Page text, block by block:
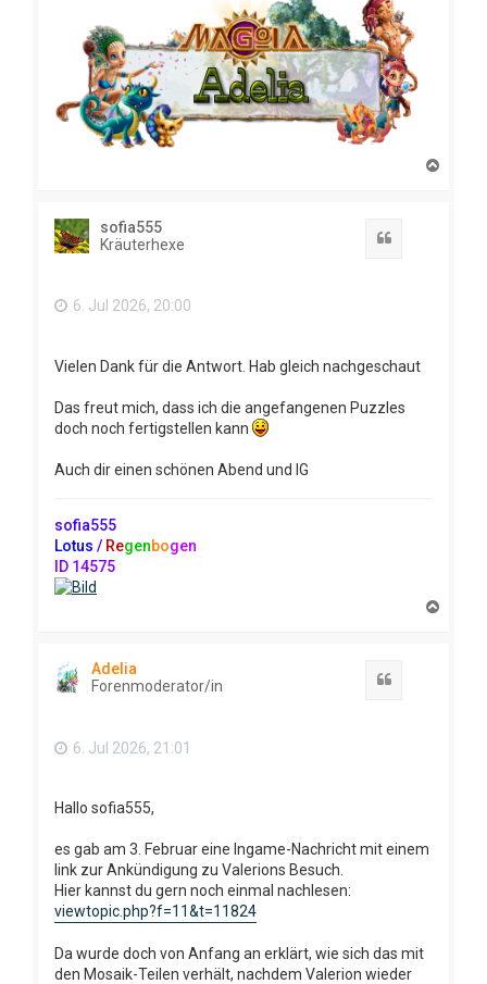
sofia555
Kräuterhexe
6. Jul 2026, 20:00
Vielen Dank für die Antwort. Hab gleich nachgeschaut
Das freut mich, dass ich die angefangenen Puzzles
doch noch fertigstellen kann
Auch dir einen schönen Abend und lG
sofia555
Lotus / Regenbogen
ID 14575
Adelia
Forenmoderator/in
6. Jul 2026, 21:01
Hallo sofia555,
es gab am 3. Februar eine Ingame-Nachricht mit einem
link zur Ankündigung zu Valerions Besuch.
Hier kannst du gern noch einmal nachlesen:
viewtopic.php?f=11&t=11824
Da wurde doch von Anfang an erklärt, wie sich das mit
den Mosaik-Teilen verhält, nachdem Valerion wieder